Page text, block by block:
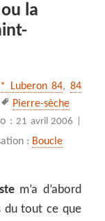
la
Luberon 84, 84
Mots-
clés
Pierre-sèche
:21 avril 2006 |
: Boucle
m’a d’abord
du tout ce que